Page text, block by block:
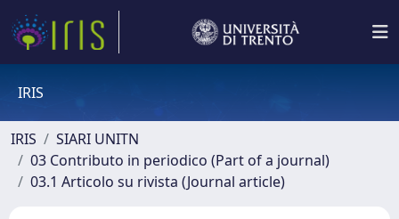
IRIS
IRIS
SIARI UNITN
03 Contributo in periodico (Part of a journal)
03.1 Articolo su rivista (Journal article)